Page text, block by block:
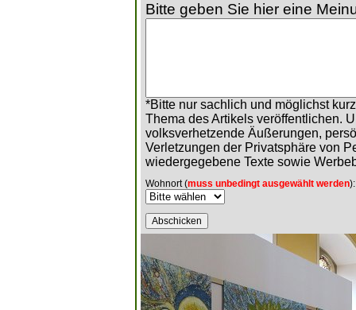
Bitte geben Sie hier eine
*Bitte nur sachlich und möglichst
Thema des Artikels veröffentlichen.
volksverhetzende Äußerungen,
Verletzungen der Privatsphäre von
wiedergegebene Texte sowie
Wohnort (muss unbedingt ausgewählt werden):